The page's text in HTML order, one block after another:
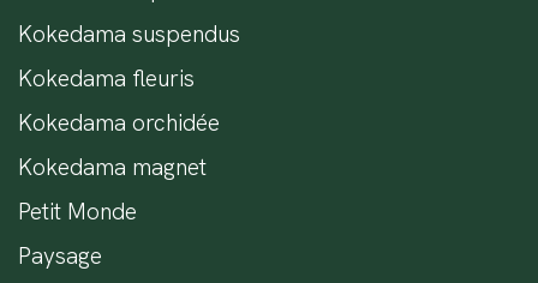
Kokedama suspendus
Kokedama fleuris
Kokedama orchidée
Kokedama magnet
Petit Monde
Paysage